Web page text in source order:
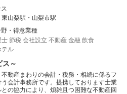
山梨駅・山梨市駅
・得意業種
士 節税 会社設立 不動産 金融 飲食
テル
ス～
動産まわりの会計・税務・相続に係るフ
会計事務所です。提携しております士業
の協力により、煩雑且つ困難な不動産回